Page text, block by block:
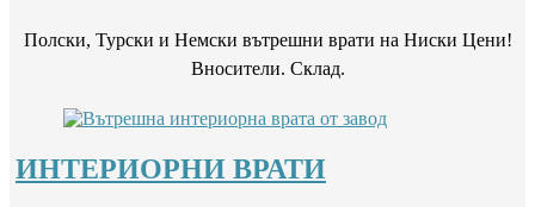
Полски, Турски и Немски вътрешни врати на Ниски Цени!
Вносители. Склад.
ИНТЕРИОРНИ ВРАТИ